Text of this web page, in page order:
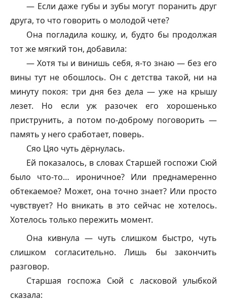
— Если даже губы и зубы могут поранить друг
друга, то что говорить о молодой чете?
Она погладила кошку, и, будто бы продолжая
тот же мягкий тон, добавила:
— Хотя ты и винишь себя, я-то знаю — без его
вины тут не обошлось. Он с детства такой, ни на
минуту покоя: три дня без дела — уже на крышу
лезет. Но если уж разочек его хорошенько
приструнить, а потом по-доброму поговорить —
память у него сработает, поверь.
Сяо Цяо чуть дёрнулась.
Ей показалось, в словах Старшей госпожи Сюй
было что-то… ироничное? Или преднамеренно
обтекаемое? Может, она точно знает? Или просто
чувствует? Но вникать в это сейчас не хотелось.
Хотелось только пережить момент.
Она кивнула — чуть слишком быстро, чуть
слишком согласительно. Лишь бы закончить
разговор.
Старшая госпожа Сюй с ласковой улыбкой
сказала: